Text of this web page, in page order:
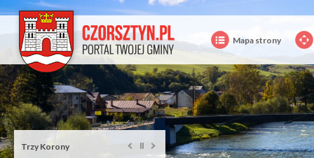
Mapa strony
Trzy Korony